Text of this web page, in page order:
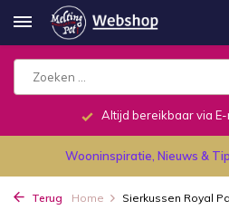
Altijd bereikbaar via
Wooninspiratie, Nieuws &
Terug Home Sierkussen Royal